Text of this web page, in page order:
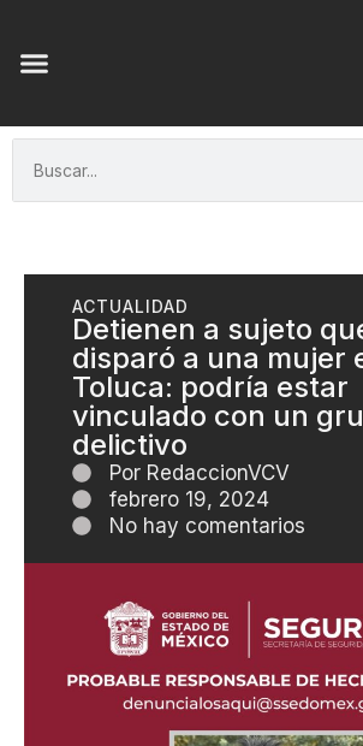
ACTUALIDAD
Detienen a sujeto
disparó a una mujer
Toluca: podría estar
vinculado con un
delictivo
Por RedaccionVCV
febrero 19, 2024
No hay comentarios